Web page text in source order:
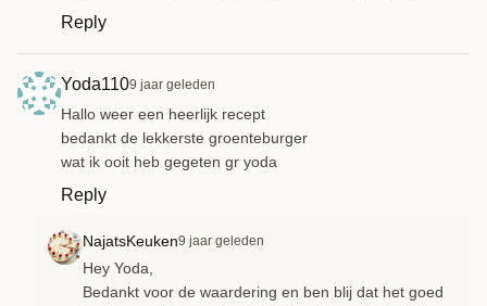
Reply
Yoda1109 jaar geleden
Hallo weer een heerlijk recept
bedankt de lekkerste groenteburger
wat ik ooit heb gegeten gr yoda
Reply
NajatsKeuken9 jaar geleden
Hey Yoda,
Bedankt voor de waardering en ben blij dat het goed